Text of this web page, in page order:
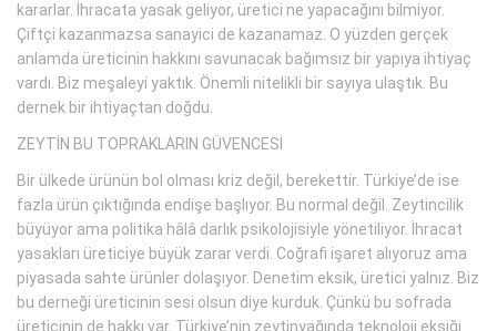
kararlar. İhracata yasak geliyor, üretici ne yapacağını bilmiyor.
Çiftçi kazanmazsa sanayici de kazanamaz. O yüzden gerçek
anlamda üreticinin hakkını savunacak bağımsız bir yapıya ihtiyaç
vardı. Biz meşaleyi yaktık. Önemli nitelikli bir sayıya ulaştık. Bu
dernek bir ihtiyaçtan doğdu.
ZEYTİN BU TOPRAKLARIN GÜVENCESİ
Bir ülkede ürünün bol olması kriz değil, berekettir. Türkiye’de ise
fazla ürün çıktığında endişe başlıyor. Bu normal değil. Zeytincilik
büyüyor ama politika hâlâ darlık psikolojisiyle yönetiliyor. İhracat
yasakları üreticiye büyük zarar verdi. Coğrafi işaret alıyoruz ama
piyasada sahte ürünler dolaşıyor. Denetim eksik, üretici yalnız. Biz
bu derneği üreticinin sesi olsun diye kurduk. Çünkü bu sofrada
üreticinin de hakkı var. Türkiye’nin zeytinyağında teknoloji eksiği